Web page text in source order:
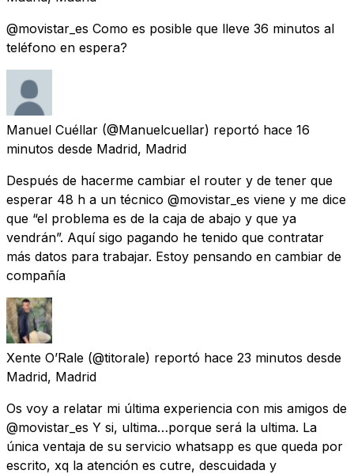
@movistar_es Como es posible que lleve 36 minutos al
teléfono en espera?
Manuel Cuéllar (@Manuelcuellar) reportó hace 16
minutos desde Madrid, Madrid
Después de hacerme cambiar el router y de tener que
esperar 48 h a un técnico @movistar_es viene y me dice
que “el problema es de la caja de abajo y que ya
vendrán”. Aquí sigo pagando he tenido que contratar
más datos para trabajar. Estoy pensando en cambiar de
compañía
Xente O’Rale (@titorale) reportó hace 23 minutos desde
Madrid, Madrid
Os voy a relatar mi última experiencia con mis amigos de
@movistar_es Y si, ultima…porque será la ultima. La
única ventaja de su servicio whatsapp es que queda por
escrito, xq la atención es cutre, descuidada y